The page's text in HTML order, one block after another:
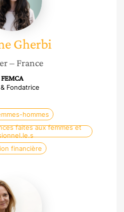
Gherbi
– France
FEMCA
Fondatrice
hommes
faites aux femmes et
financière
Belli